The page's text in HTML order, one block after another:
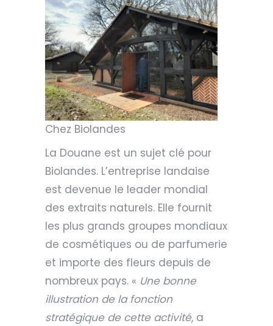
Chez Biolandes
La Douane est un sujet clé pour
Biolandes. L’entreprise landaise
est devenue le leader mondial
des extraits naturels. Elle fournit
les plus grands groupes mondiaux
de cosmétiques ou de parfumerie
et importe des fleurs depuis de
nombreux pays. « Une bonne
illustration de la fonction
stratégique de cette activité, a